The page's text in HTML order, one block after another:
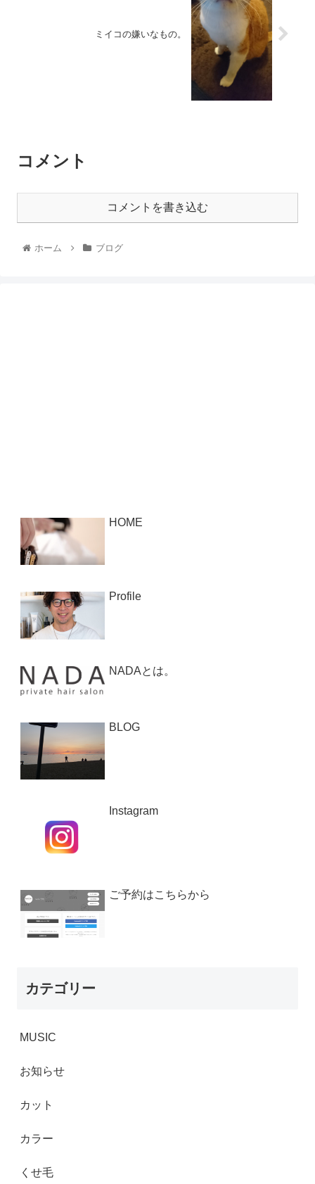
ミイコの嫌いなもの。
コメント
コメントを書き込む
ホーム ブログ
HOME
Profile
NADAとは。
BLOG
Instagram
ご予約はこちらから
カテゴリー
MUSIC
お知らせ
カット
カラー
くせ毛